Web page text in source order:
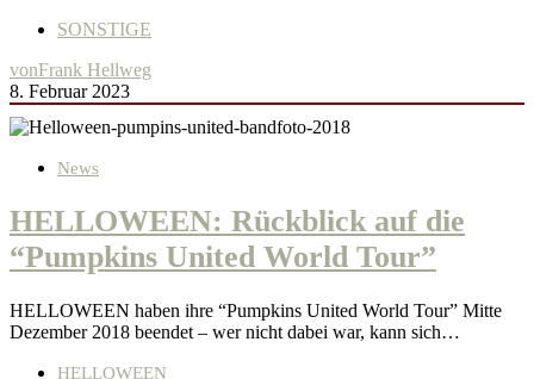
SONSTIGE
vonFrank Hellweg
8. Februar 2023
News
HELLOWEEN: Rückblick auf die
“Pumpkins United World Tour”
HELLOWEEN haben ihre “Pumpkins United World Tour” Mitte
Dezember 2018 beendet – wer nicht dabei war, kann sich…
HELLOWEEN